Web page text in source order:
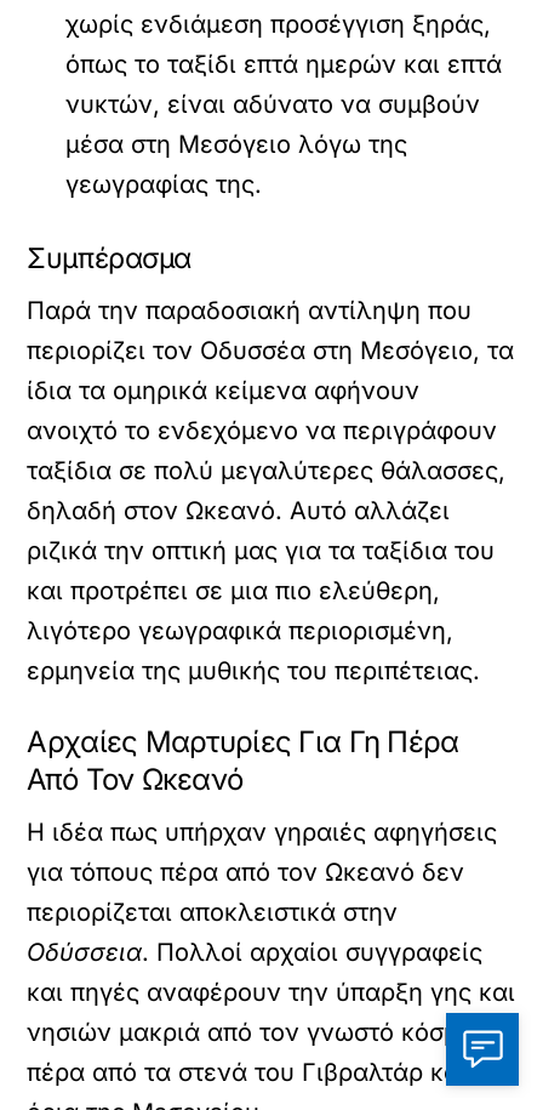
χωρίς ενδιάμεση προσέγγιση ξηράς,
όπως το ταξίδι επτά ημερών και επτά
νυκτών, είναι αδύνατο να συμβούν
μέσα στη Μεσόγειο λόγω της
γεωγραφίας της.
Συμπέρασμα
Παρά την παραδοσιακή αντίληψη που
περιορίζει τον Οδυσσέα στη Μεσόγειο, τα
ίδια τα ομηρικά κείμενα αφήνουν
ανοιχτό το ενδεχόμενο να περιγράφουν
ταξίδια σε πολύ μεγαλύτερες θάλασσες,
δηλαδή στον Ωκεανό. Αυτό αλλάζει
ριζικά την οπτική μας για τα ταξίδια του
και προτρέπει σε μια πιο ελεύθερη,
λιγότερο γεωγραφικά περιορισμένη,
ερμηνεία της μυθικής του περιπέτειας.
Αρχαίες Μαρτυρίες Για Γη Πέρα
Από Τον Ωκεανό
Η ιδέα πως υπήρχαν γηραιές αφηγήσεις
για τόπους πέρα από τον Ωκεανό δεν
περιορίζεται αποκλειστικά στην
Οδύσσεια. Πολλοί αρχαίοι συγγραφείς
και πηγές αναφέρουν την ύπαρξη γης και
νησιών μακριά από τον γνωστό κόσμο,
πέρα από τα στενά του Γιβραλτάρ και τα